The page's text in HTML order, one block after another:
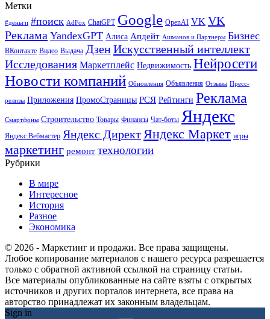
Метки
#деньги #поиск AdFox ChatGPT Google OpenAI VK VK
Реклама YandexGPT Алиса Апдейт Ашманов и Партнеры Бизнес
ВКонтакте Видео Выдача ДзенИскусственный интеллект
Исследования Маркетплейс Недвижимость Нейросети
Новости компаний Обновления Объявления Отзывы Пресс-
релизы Приложения ПромоСтраницы РСЯ Рейтинги Реклама
Смартфоны Строительство Товары Финансы Чат-боты Яндекс
Яндекс.Вебмастер Яндекс ДиректЯндекс Маркет игры
маркетинг ремонт технологии
Рубрики
В мире
Интересное
История
Разное
Экономика
© 2026 - Маркетинг и продажи. Все права защищены.
Любое копирование материалов с нашего ресурса разрешается
только с обратной активной ссылкой на страницу статьи.
Все материалы опубликованные на сайте взяты с открытых
источников и других порталов интернета, все права на
авторство принадлежат их законным владельцам.
Sign in